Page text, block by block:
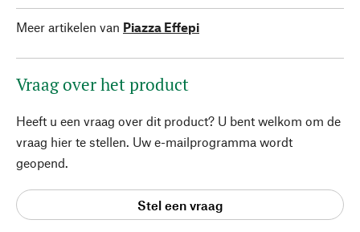
Meer artikelen van Piazza Effepi
Vraag over het product
Heeft u een vraag over dit product? U bent welkom om de
vraag hier te stellen. Uw e-mailprogramma wordt
geopend.
Stel een vraag